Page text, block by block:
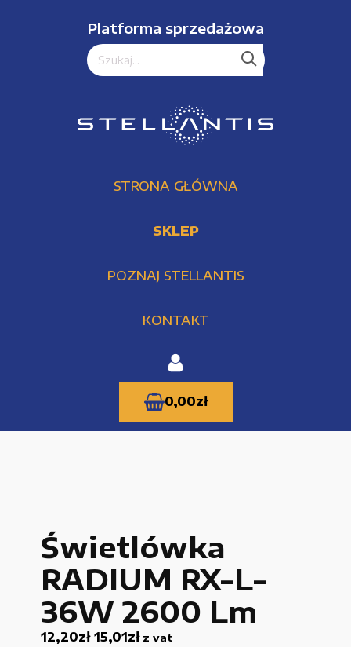
Platforma sprzedażowa
STRONA GŁÓWNA
SKLEP
POZNAJ STELLANTIS
KONTAKT
0,00zł
Części zamienne do urządzeń i narzędzi
Kable i przewody
Maszyny i urządzenia produkcujne
Materiały budowlane
Świetlówka
RADIUM RX-L-
36W 2600 Lm
12,20zł 15,01złz vat